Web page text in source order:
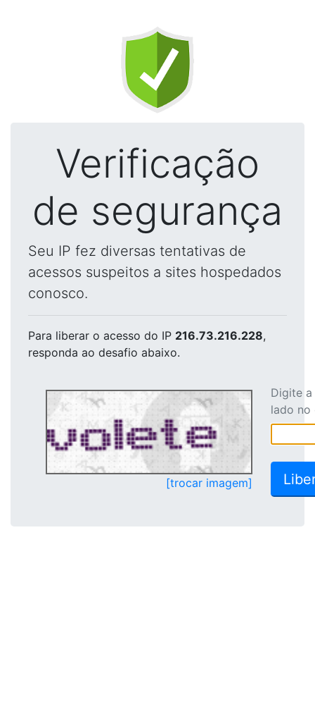
Verificação
de segurança
Seu IP fez diversas tentativas de
acessos suspeitos a sites hospedados
conosco.
Para liberar o acesso do IP 216.73.216.228,
responda ao desafio abaixo.
[trocar imagem]
Digite
lado no